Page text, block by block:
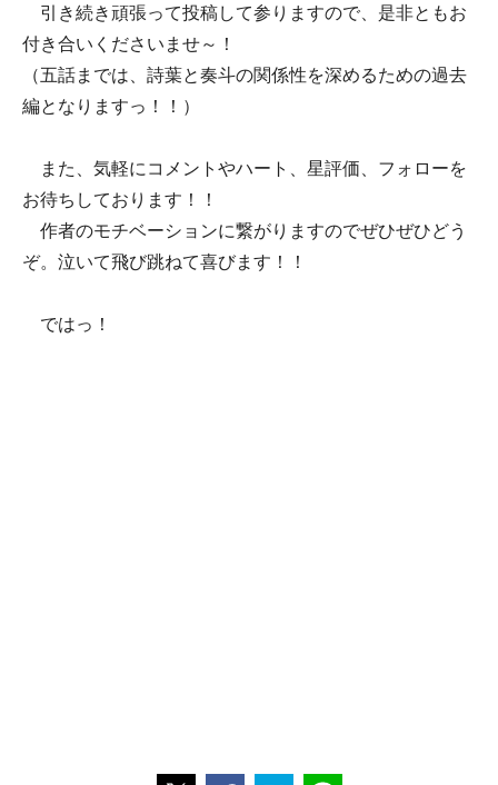
引き続き頑張って投稿して参りますので、是非ともお
付き合いくださいませ～！
（五話までは、詩葉と奏斗の関係性を深めるための過去
編となりますっ！！）
また、気軽にコメントやハート、星評価、フォローを
お待ちしております！！
作者のモチベーションに繋がりますのでぜひぜひどう
ぞ。泣いて飛び跳ねて喜びます！！
ではっ！